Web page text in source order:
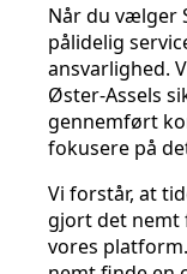
Når du vælger
pålidelig
ansvarlighed.
Øster-Assels
gennemført
fokusere på
Vi forstår, at
gjort det nemt
vores